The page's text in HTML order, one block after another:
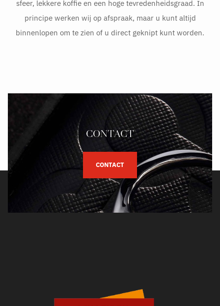
sfeer, lekkere koffie en een hoge tevredenheidsgraad. In
principe werken wij op afspraak, maar u kunt altijd
binnenlopen om te zien of u direct geknipt kunt worden.
CONTACT
CONTACT